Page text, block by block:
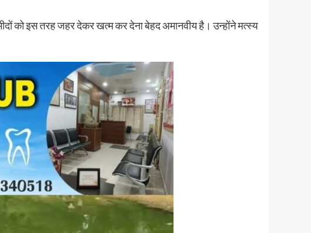
को इस तरह जहर देकर खत्म कर देना बेहद अमानवीय है। उन्होंने मत्स्य